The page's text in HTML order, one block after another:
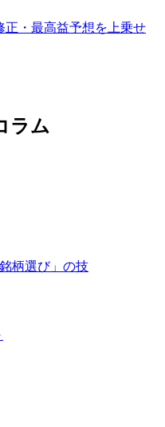
正・最高益予想を上乗せ
ラム
柄選び」の技